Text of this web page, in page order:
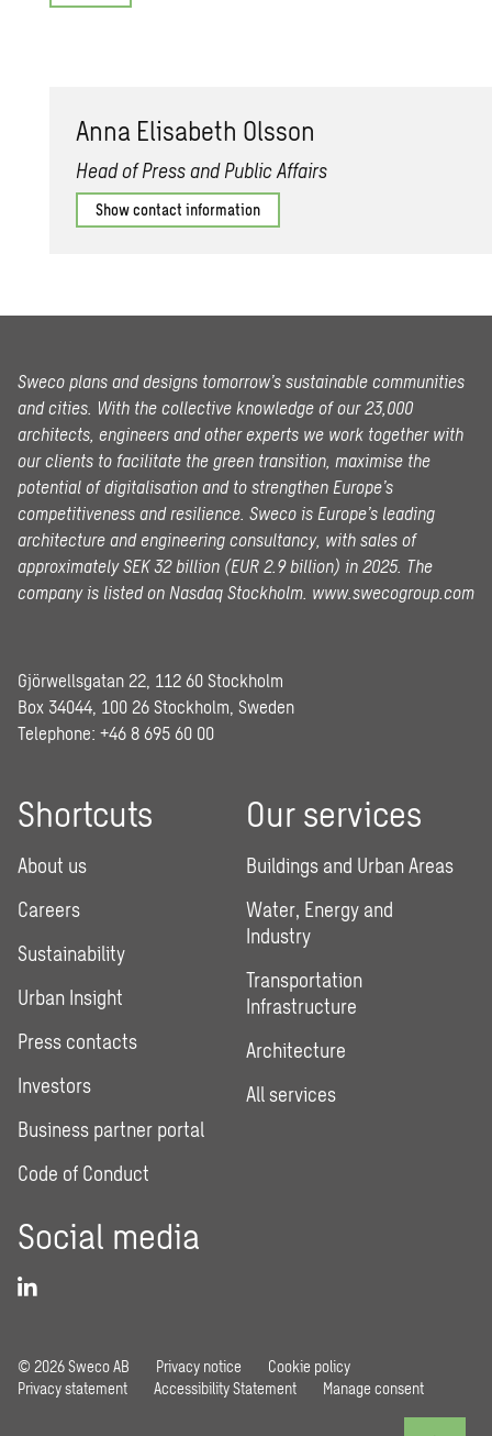
Anna Elis­a­beth Ols­son
Head of Press and Public Affairs
Show contact information
Sweco plans and designs tomorrow’s sustainable communities
and cities. With the collective knowledge of our 23,000
architects, engineers and other experts we work together with
our clients to facilitate the green transition, maximise the
potential of digitalisation and to strengthen Europe’s
competitiveness and resilience. Sweco is Europe’s leading
architecture and engineering consultancy, with sales of
approximately SEK 32 billion (EUR 2.9 billion) in 2025. The
company is listed on Nasdaq Stockholm. www.swecogroup.com
Gjörwellsgatan 22, 112 60 Stockholm
Box 34044, 100 26 Stockholm, Sweden
Telephone: +46 8 695 60 00
Shortcuts
About us
Careers
Sustainability
Urban Insight
Press contacts
Investors
Business partner portal
Code of Conduct
Our services
Buildings and Urban Areas
Water, Energy and
Industry
Transportation
Infrastructure
Architecture
All services
Social media
© 2026 Sweco AB Privacy notice
Cookie policy
Privacy statement
Accessibility Statement Manage consent